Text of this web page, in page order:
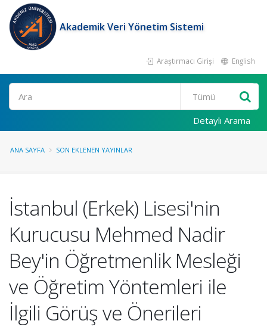
Akademik Veri Yönetim Sistemi
Araştırmacı Girişi English
Ara
Detaylı Arama
ANA SAYFA SON EKLENEN YAYINLAR
İstanbul (Erkek) Lisesi'nin
Kurucusu Mehmed Nadir
Bey'in Öğretmenlik Mesleği
ve Öğretim Yöntemleri ile
İlgili Görüş ve Önerileri